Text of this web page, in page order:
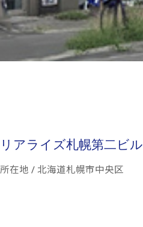
リアライズ札幌第二ビル
所在地 / 北海道札幌市中央区